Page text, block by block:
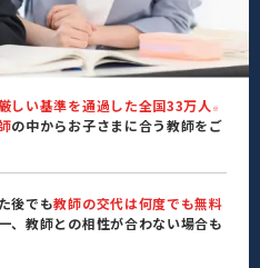
厳しい基準を通過した全国33万人 ※
の中からお子さまに合う教師をご
後でも教師の交代は何度でも無料
、教師との相性が合わない場合も